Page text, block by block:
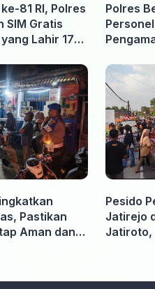
81 RI, Polres
SIM Gratis
Lahir 17
Polres
Pastikan
Aman dan
Pesido
Jatirejo
Jatiroto,